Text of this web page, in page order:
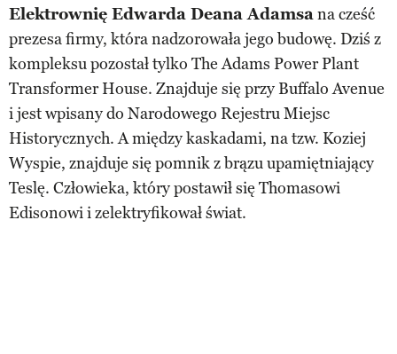
Elektrownię Edwarda Deana Adamsana cześć
prezesa firmy, która nadzorowała jego budowę. Dziś z
kompleksu pozostał tylko The Adams Power Plant
Transformer House. Znajduje się przy Buffalo Avenue
i jest wpisany do Narodowego Rejestru Miejsc
Historycznych. A między kaskadami, na tzw. Koziej
Wyspie, znajduje się pomnik z brązu upamiętniający
Teslę. Człowieka, który postawił się Thomasowi
Edisonowi i zelektryfikował świat.